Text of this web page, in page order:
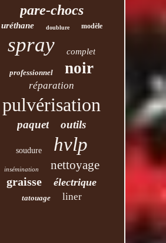
pare-chocs
uréthane doublure modèle
spray complet
professionnel noir
réparation
pulvérisation
paquet outils
soudure hvlp
insémination nettoyage
graisse électrique
tatouage liner